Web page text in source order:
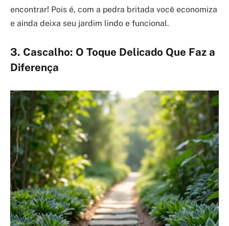
encontrar! Pois é, com a pedra britada você economiza
e ainda deixa seu jardim lindo e funcional.
3. Cascalho: O Toque Delicado Que Faz a
Diferença